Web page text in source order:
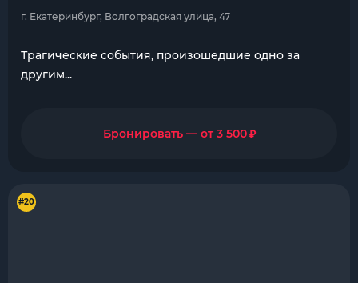
г. Екатеринбург, Волгоградская улица, 47
Трагические события, произошедшие одно за
другим...
Бронировать — от 3 500₽
#20